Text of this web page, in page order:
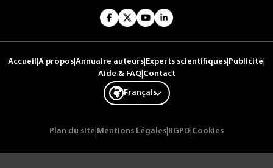
Accueil A propos Annuaire auteurs Experts scientifiques Publicité
Aide & FAQ| Contact
Français
Plan du site Mentions Légales RGPD Cookies